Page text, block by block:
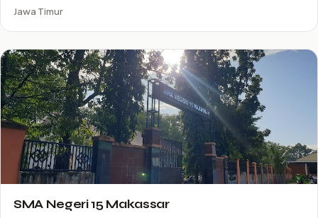
Jawa Timur
SMA Negeri 15 Makassar